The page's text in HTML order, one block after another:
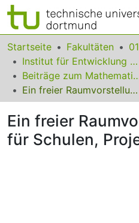
Bereiche & Sammlungen
Das gesamte Repositorium
Statistiken
FAQ
Leitlinien
Startseite Fakultäten
Institut für Entwicklung und Erforschung des Mathematikunterrichts
Beiträge zum
Ein freier Raumvorstellungstest für Schulen, Projekt RIF-3D
Ein freier
für Schulen,